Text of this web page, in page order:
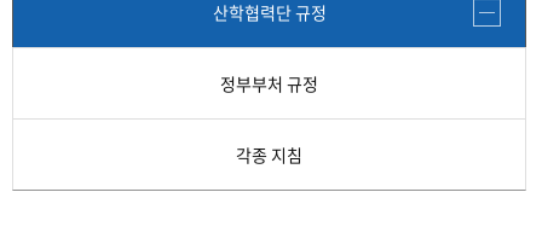
산학협력단 규정
정부부처 규정
각종 지침